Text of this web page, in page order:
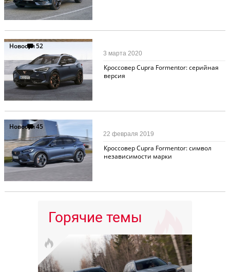
Новости52
Кроссовер Cupra Formentor: серийная
версия
3 марта 2020
Новости45
Кроссовер Cupra Formentor: символ
независимости марки
22 февраля 2019
Горячие темы